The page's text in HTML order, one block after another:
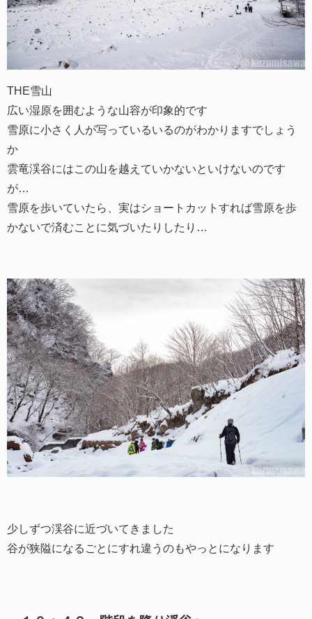
THE雪山
広い湿原を囲むような山容が印象的です
雪原に小さく人が写っているいるのがわかりますでしょう
か
雲竜渓谷にはこの山を越えていかないといけないのです
が…
雪原を歩いていたら、実はショートカットすれば雪原を歩
かないで済むことに気づいたりしたり…
少しずつ渓谷に近づいてきました
谷が狭隘になるごとにすれ違うのもやっとになります